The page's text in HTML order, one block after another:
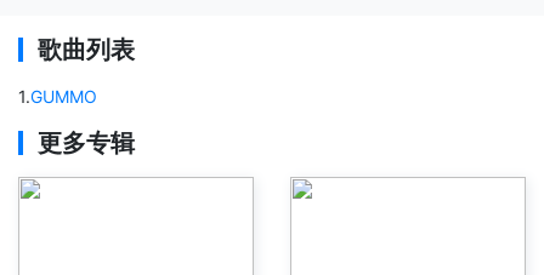
歌曲列表
1.GUMMO
更多专辑